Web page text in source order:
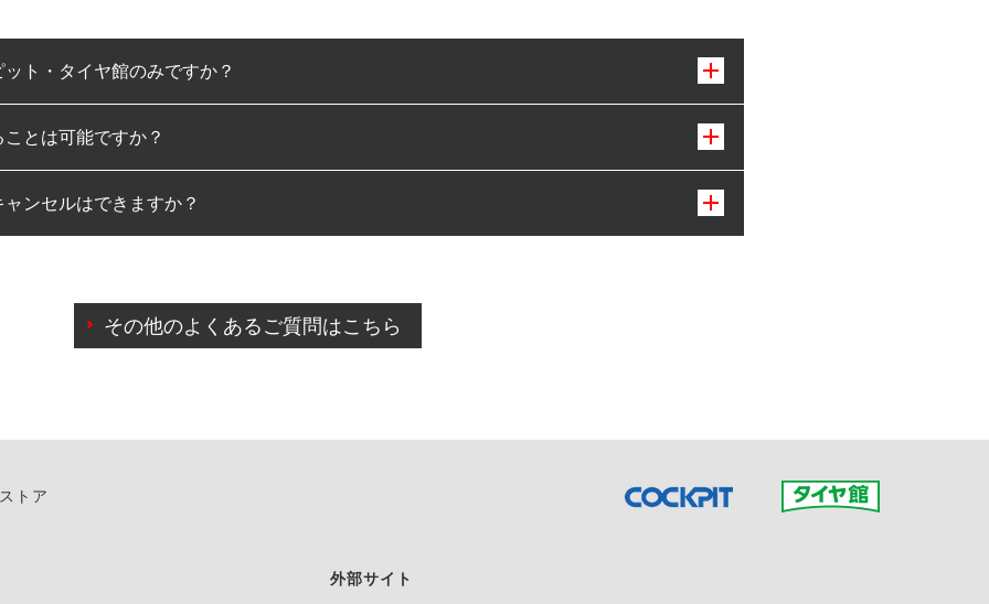
ト・タイヤ館のみですか？
みとなります。
とは可能ですか？
可能です。
ンセルはできますか？
によりご予約のキャンセルをご希望の際は、直接ご予約いただいた店舗へご連絡くださ
その他のよくあるご質問はこちら
トア
外部サイト